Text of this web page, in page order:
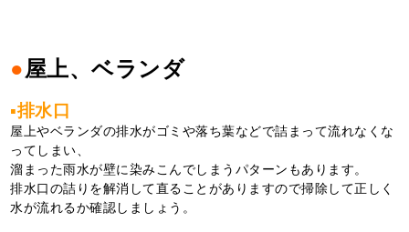
●屋上、ベランダ
▪排水口
屋上やベランダの排水がゴミや落ち葉などで詰まって流れなくな
ってしまい、
溜まった雨水が壁に染みこんでしまうパターンもあります。
排水口の詰りを解消して直ることがありますので掃除して正しく
水が流れるか確認しましょう。